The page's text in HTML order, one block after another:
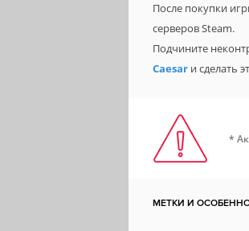
После покупки
серверов Steam.
Подчините
Caesar и сделать
*
МЕТКИ И